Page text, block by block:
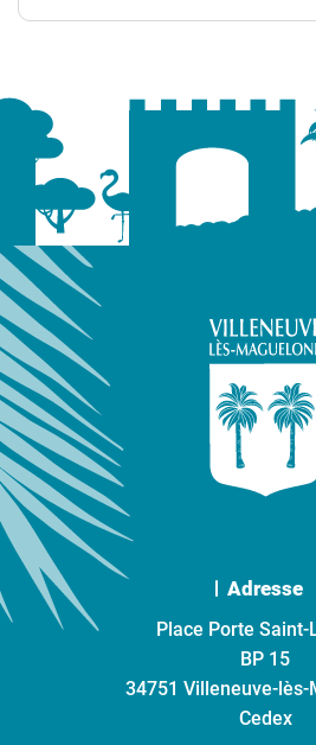
Adresse
Place Porte Saint-
BP 15
34751 Villeneuve-lès-
Cedex